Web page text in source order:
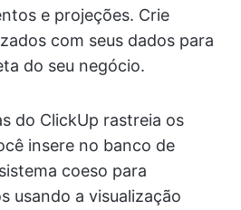
e projeções. Crie
com seus dados para
do seu negócio.
do ClickUp rastreia os
insere no banco de
coeso para
usando a visualização